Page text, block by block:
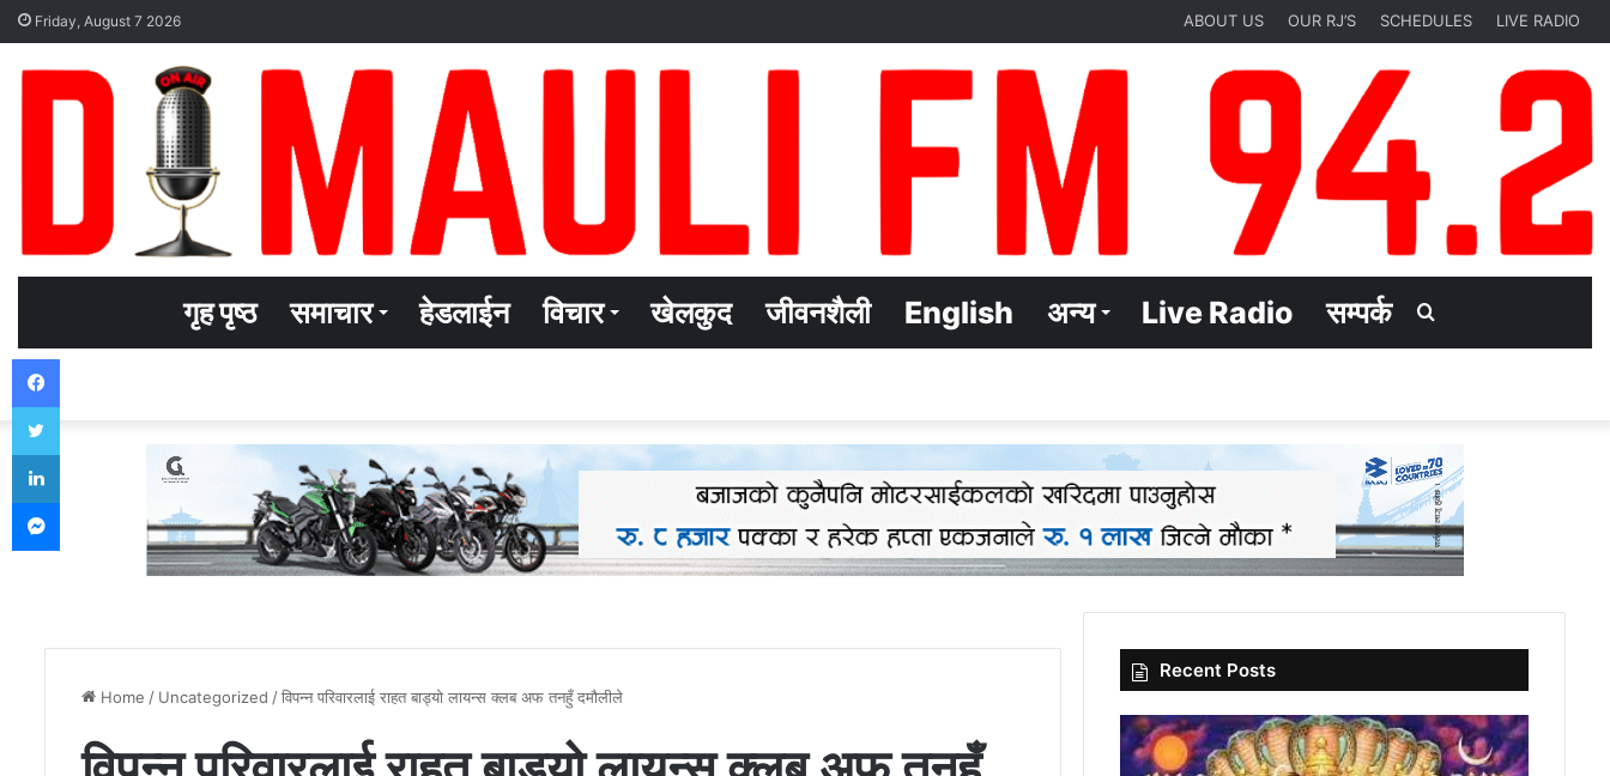
Friday, August 7 2026 ABOUT US OUR RJ’S SCHEDULES LIVE RADIO
गृह पृष्ठ समाचार हेडलाईन विचार खेलकुद जीवनशैली English अन्य Live Radio सम्पर्क
Home / Uncategorized /विपन्न परिवारलाई राहत बाड्यो लायन्स क्लब अफ तनहुँ दमौलीले
Recent Posts